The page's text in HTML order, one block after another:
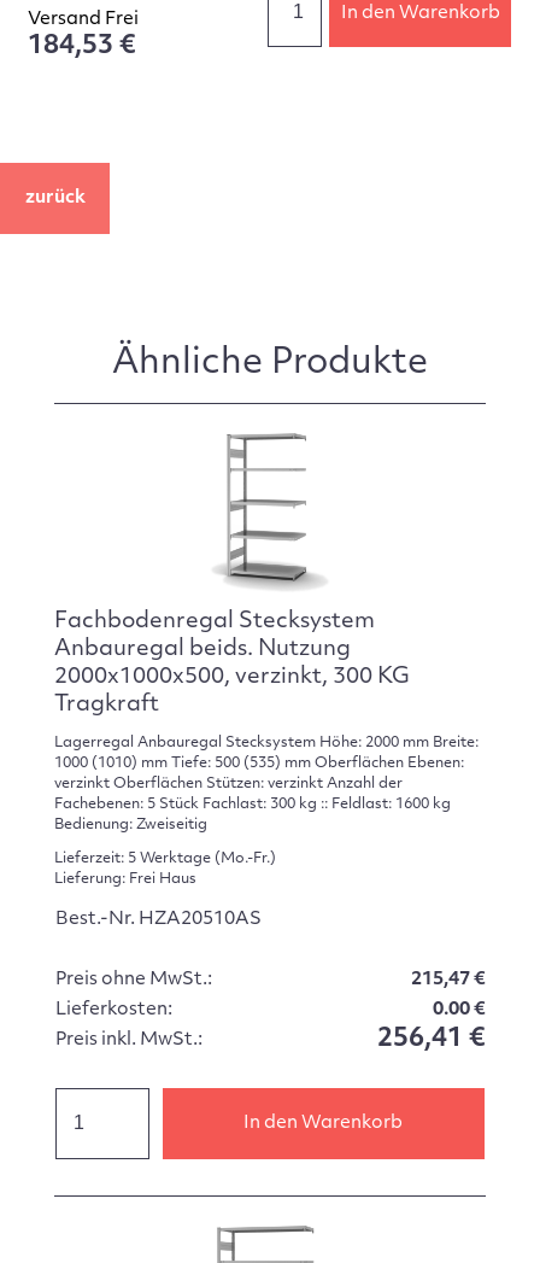
Versand Frei
184,53 €
In den Warenkorb
zurück
Ähnliche Produkte
Fachbodenregal Stecksystem
Anbauregal beids. Nutzung
2000x1000x500, verzinkt, 300 KG
Tragkraft
Lagerregal Anbauregal Stecksystem Höhe: 2000 mm Breite:
1000 (1010) mm Tiefe: 500 (535) mm Oberflächen Ebenen:
verzinkt Oberflächen Stützen: verzinkt Anzahl der
Fachebenen: 5 Stück Fachlast: 300 kg :: Feldlast: 1600 kg
Bedienung: Zweiseitig
Lieferzeit: 5 Werktage (Mo.-Fr.)
Lieferung: Frei Haus
Best.-Nr. HZA20510AS
Preis ohne MwSt.:
215,47 €
Lieferkosten:
0.00 €
Preis inkl. MwSt.:
256,41 €
In den Warenkorb